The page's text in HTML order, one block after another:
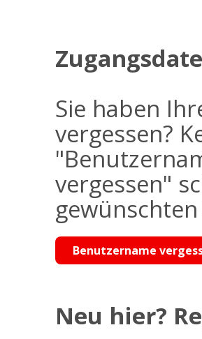
Sie haben
vergessen?
vergessen"
Benutzername
Neu hier?